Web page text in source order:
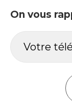
On vous